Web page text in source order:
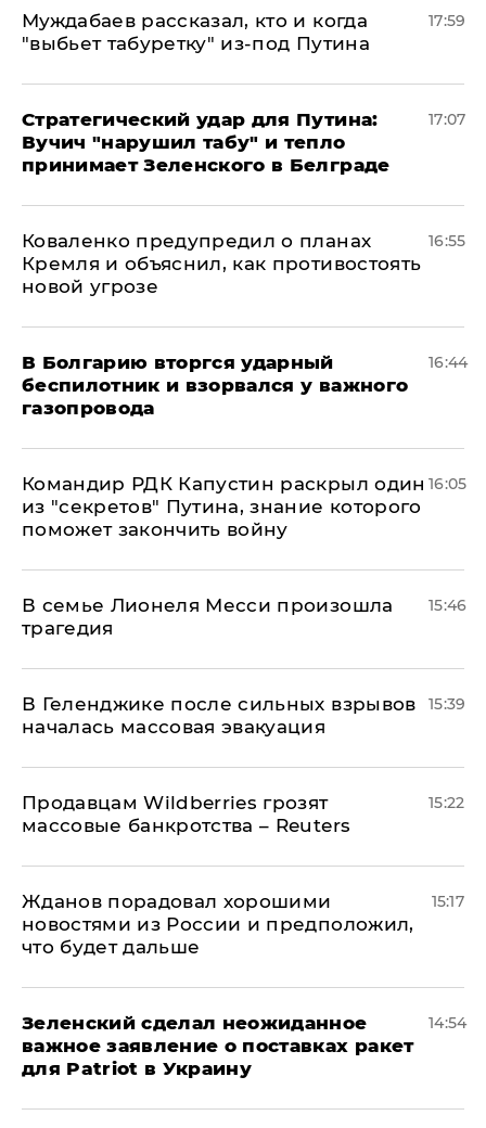
Муждабаев рассказал, кто и когда
"выбьет табуретку" из-под Путина
17:59
Стратегический удар для Путина:
Вучич "нарушил табу" и тепло
принимает Зеленского в Белграде
17:07
Коваленко предупредил о планах
Кремля и объяснил, как противостоять
новой угрозе
16:55
В Болгарию вторгся ударный
беспилотник и взорвался у важного
газопровода
16:44
Командир РДК Капустин раскрыл один
из "секретов" Путина, знание которого
поможет закончить войну
16:05
В семье Лионеля Месси произошла
трагедия
15:46
В Геленджике после сильных взрывов
началась массовая эвакуация
15:39
Продавцам Wildberries грозят
массовые банкротства – Reuters
15:22
Жданов порадовал хорошими
новостями из России и предположил,
что будет дальше
15:17
Зеленский сделал неожиданное
важное заявление о поставках ракет
для Patriot в Украину
14:54